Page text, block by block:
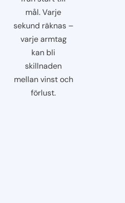
mål. Varje
sekund räknas –
varje armtag
kan bli
skillnaden
mellan vinst och
förlust.